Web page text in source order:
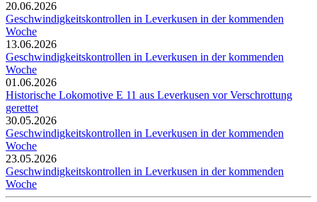
20.06.2026
Geschwindigkeitskontrollen in Leverkusen in der kommenden
Woche
13.06.2026
Geschwindigkeitskontrollen in Leverkusen in der kommenden
Woche
01.06.2026
Historische Lokomotive E 11 aus Leverkusen vor Verschrottung
gerettet
30.05.2026
Geschwindigkeitskontrollen in Leverkusen in der kommenden
Woche
23.05.2026
Geschwindigkeitskontrollen in Leverkusen in der kommenden
Woche